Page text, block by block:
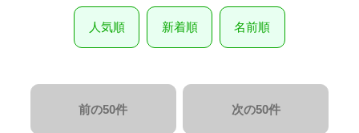
人気順 新着順 名前順
前の50件 次の50件